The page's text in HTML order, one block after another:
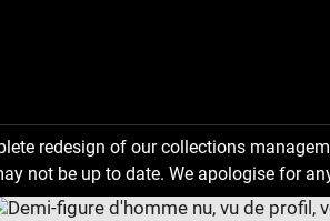
redesign of our collections
not be up to date. We apologise for